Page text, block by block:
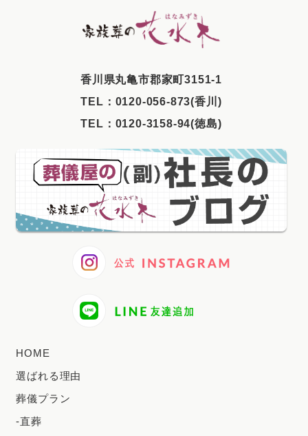
2025年2月
2025年1月
2024年12月
2024年11月
2024年6月
2024年5月
2024年4月
2024年3月
⾹川県丸⻲市郡家町3151-1
TEL： 0120-056-873(香川)
TEL： 0120-3158-94(徳島)
HOME
選ばれる理由
葬儀プラン
-直葬